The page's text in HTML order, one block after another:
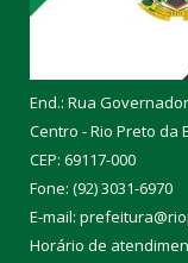
End.: Rua
Centro - Rio Preto da
CEP: 69117-000
Fone: (92) 3031-6970
E-mail:
Horário de